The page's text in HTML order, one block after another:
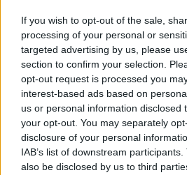
If you wish to opt-out of the sale,
processing of your personal or
targeted advertising by us, please
section to confirm your selection.
opt-out request is processed you
interest-based ads based on
us or personal information disclosed
your opt-out. You may separately
disclosure of your personal
IAB’s list of downstream
also be disclosed by us to third
forgalmazó multik esetén ráébredt
forintot adózó nagyvállalatok nem a
kívánják támogatni, hanem
tartják szemük előtt. Ajánljuk a
ugyanezen a szemüvegen keresztül
is, akik szintén multinacionális
általa…
TOVÁBB OLVASOM